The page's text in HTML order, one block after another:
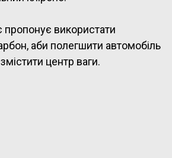
пропонує використати
аби полегшити автомобіль
центр ваги.